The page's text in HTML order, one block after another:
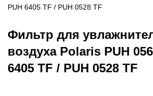
PUH 6405 TF / PUH 0528 TF
Фильтр для
воздуха Polaris PUH
6405 TF / PUH 0528 TF